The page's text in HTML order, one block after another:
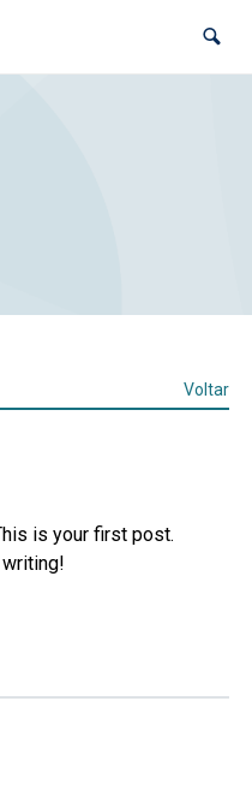
Voltar
is your first post.